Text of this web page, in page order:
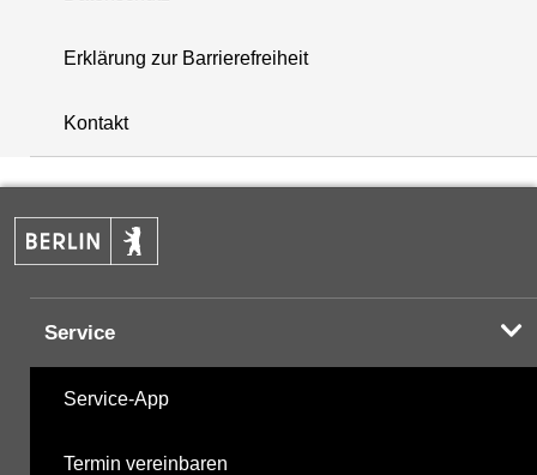
+
−
Erklärung zur Barrierefreiheit
Kontakt
Service
Service-App
Termin vereinbaren